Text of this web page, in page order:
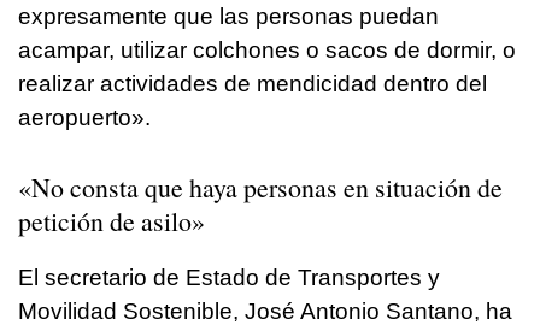
expresamente que las personas puedan
acampar, utilizar colchones o sacos de dormir, o
realizar actividades de mendicidad dentro del
aeropuerto».
«No consta que haya personas en situación de
petición de asilo»
El secretario de Estado de Transportes y
Movilidad Sostenible, José Antonio Santano, ha